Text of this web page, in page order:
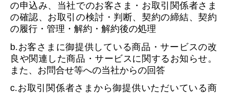
の申込み、当社でのお客さま・お取引関係者さま
の確認、お取引の検討・判断、契約の締結、契約
の履行・管理・解約・解約後の処理
b.お客さまに御提供している商品・サービスの改
良や関連した商品・サービスに関するお知らせ。
また、お問合せ等への当社からの回答
c.お取引関係者さまから御提供いただいている商